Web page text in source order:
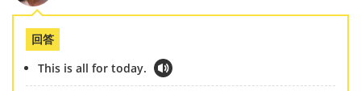
回答
This is all for today.